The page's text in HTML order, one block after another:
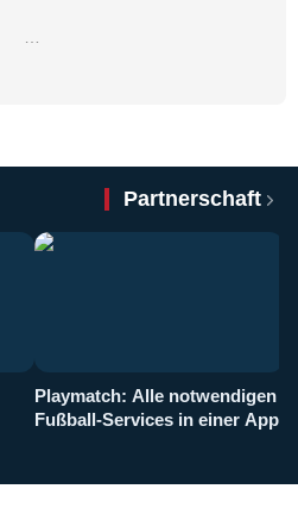
…
Partnerschaft
Playmatch: Alle notwendigen
Fußball-Services in einer App